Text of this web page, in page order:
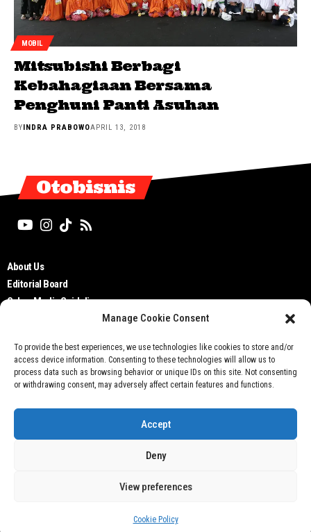
Manage Cookie Consent
To provide the best experiences, we use technologies like cookies to store and/or
access device information. Consenting to these technologies will allow us to
process data such as browsing behavior or unique IDs on this site. Not consenting
or withdrawing consent, may adversely affect certain features and functions.
Accept
Deny
View preferences
Cookie Policy
MOBIL
Mitsubishi Berbagi
Kebahagiaan Bersama
Penghuni Panti Asuhan
BY INDRA PRABOWOAPRIL 13, 2018
Otobisnis
About Us
Editorial Board
Cyber Media Guidelines
Privacy Policy
Contact Us